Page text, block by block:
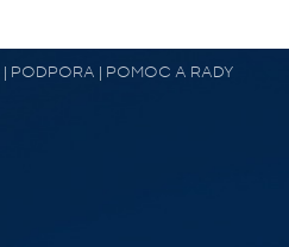
| PODPORA | POMOC A RADY